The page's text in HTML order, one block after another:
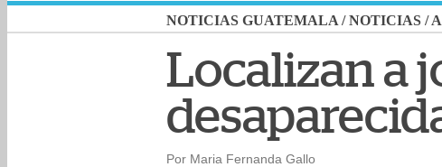
NOTICIAS GUATEMALA /NOTICIAS /
Localizan a
Por Maria Fernanda Gallo